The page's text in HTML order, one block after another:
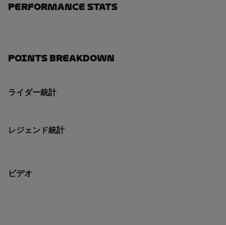
Performance Stats
Points Breakdown
ライダー統計
レジェンド統計
ビデオ